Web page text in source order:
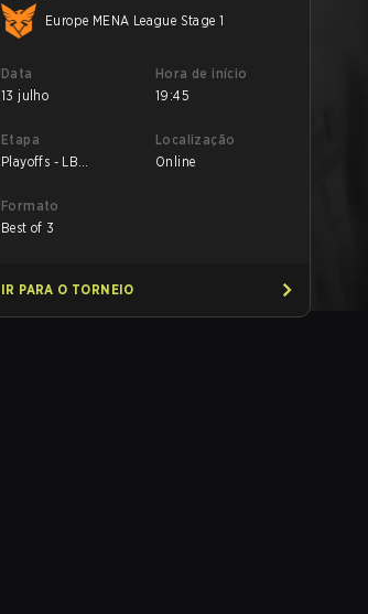
Europe MENA League Stage 1
Data
13 julho
Hora de início
19:45
Etapa
Playoffs - LB
Localização
Online
Formato
Best of 3
IR PARA O TORNEIO